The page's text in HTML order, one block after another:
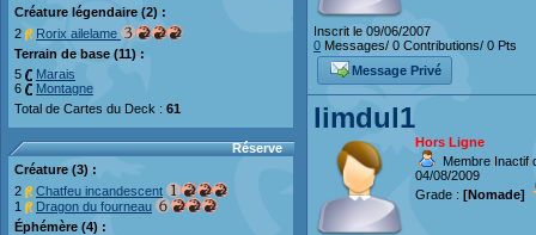
Créature légendaire (2) :
2
Rorix ailelame
Terrain de base (11) :
5
Marais
6
Montagne
Total de Cartes du Deck : 61
Réserve
Créature (3) :
2
Chatfeu incandescent
1
Dragon du fourneau
Éphémère (4) :
Inscrit le 09/06/2007
0 Messages/ 0 Contributions/ 0 Pts
Message Privé
limdul1
Hors Ligne
Membre Inactif
04/08/2009
Grade : [Nomade]